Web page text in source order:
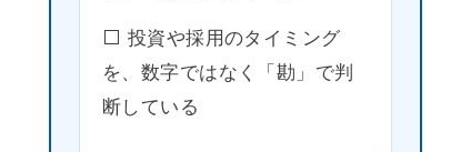
⬜️ 投資や採用のタイミング
を、数字ではなく「勘」で判
断している